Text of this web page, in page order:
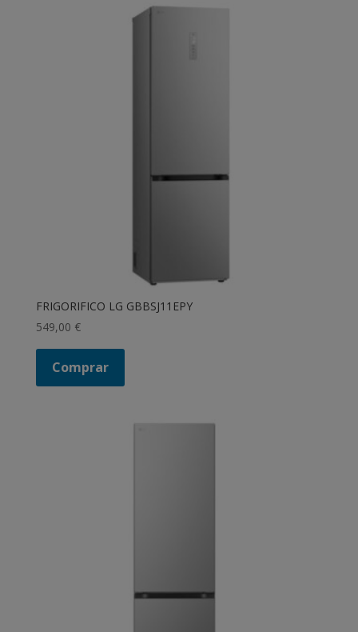
FRIGORIFICO LG GBBSJ11EPY
549,00 €
Comprar